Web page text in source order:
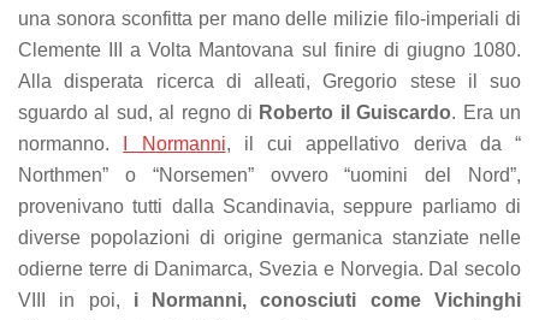
una sonora sconfitta per mano delle milizie filo-imperiali di
Clemente III a Volta Mantovana sul finire di giugno 1080.
Alla disperata ricerca di alleati, Gregorio stese il suo
sguardo al sud, al regno di Roberto il Guiscardo. Era un
normanno.
I Normanni, il cui appellativo deriva da “
Northmen” o “Norsemen” ovvero “uomini del Nord”,
provenivano tutti dalla Scandinavia, seppure parliamo di
diverse popolazioni di origine germanica stanziate nelle
odierne terre di Danimarca, Svezia e Norvegia. Dal secolo
VIII in poi, i Normanni, conosciuti come Vichinghi